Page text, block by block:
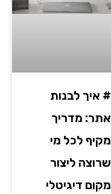
# איך לבנות
אתר: מדריך
מקיף לכל מי
שרוצה ליצור
מקום דיגיטלי